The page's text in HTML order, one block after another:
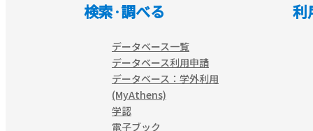
検索·調べる
データベース一覧
データベース利用申請
データベース：学外利用
(MyAthens)
学認
電子ブック
利